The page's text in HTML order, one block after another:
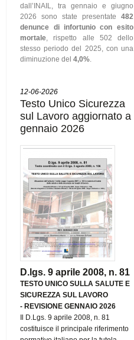
dall’INAIL, tra gennaio e giugno
2026 sono state presentate 482
denunce di infortunio con esito
mortale , rispetto alle 502 dello
stesso periodo del 2025, con una
diminuzione del4,0%
12-06-2026
Testo Unico Sicurezza
sul Lavoro aggiornato a
gennaio 2026
D.lgs. 9 aprile 2008, n. 81
TESTO UNICO SULLA SALUTE E
SICUREZZA SUL LAVORO
- REVISIONE GENNAIO 2026
Il D.Lgs. 9 aprile 2008, n. 81
costituisce il principale riferimento